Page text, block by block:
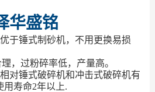
华盛铭
于锤式制砂机，不用更换易损
，过粉碎率低，产量高。
对锤式破碎机和冲击式破碎机有
用寿命2年以上.